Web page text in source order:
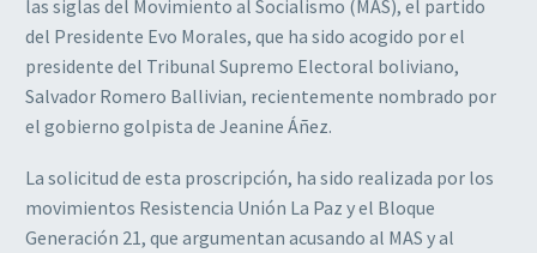
las siglas del Movimiento al Socialismo (MAS), el partido
del Presidente Evo Morales, que ha sido acogido por el
presidente del Tribunal Supremo Electoral boliviano,
Salvador Romero Ballivian, recientemente nombrado por
el gobierno golpista de Jeanine Áñez.
La solicitud de esta proscripción, ha sido realizada por los
movimientos Resistencia Unión La Paz y el Bloque
Generación 21, que argumentan acusando al MAS y al